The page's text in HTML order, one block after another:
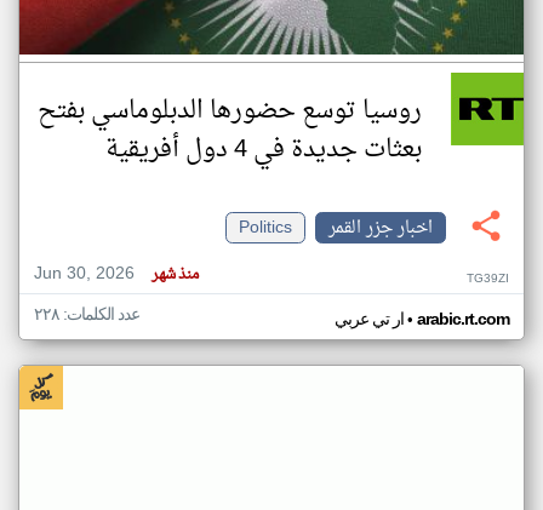
روسيا توسع حضورها الدبلوماسي بفتح
بعثات جديدة في 4 دول أفريقية
اخبار جزر القمر
Politics
Jun 30, 2026
منذ شهر TG39ZI
ار تي عربي• arabic.rt.com عدد الكلمات: ٢٢٨